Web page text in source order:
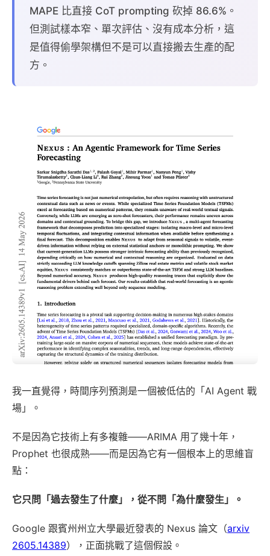
MAPE 比直接 CoT prompting 砍掉 86.6%。
但測試樣本窄、單次評估、沒有成本分析，這
是值得偷學架構但不是可以直接搬去生產的配
方。
我一直覺得，時間序列預測是一個被低估的「AI Agent 戰
場」。
不是因為它技術上有多複雜——ARIMA 用了幾十年，
Prophet 也很成熟——而是因為它有一個根本上的思維盲
點：
它只問「過去發生了什麼」，從不問「為什麼發生」。
Google 跟賓州州立大學最近發表的 Nexus 論文（arxiv
2605.14389），正面挑戰了這個假設。